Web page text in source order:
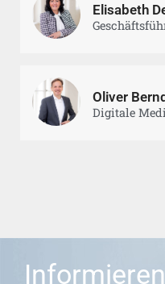
Elisabeth
Oliver
Digitale